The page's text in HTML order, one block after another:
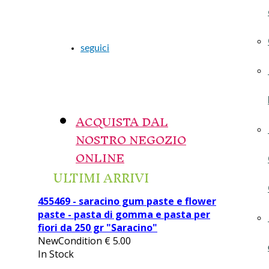
ACQUISTA DAL
NOSTRO NEGOZIO
ONLINE
seguici
ULTIMI ARRIVI
455469 - saracino gum paste e flower
paste - pasta di gomma e pasta per
fiori da 250 gr "Saracino"
NewCondition €5.00
In Stock